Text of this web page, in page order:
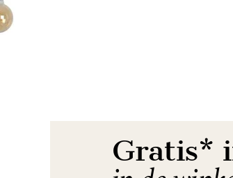
Gratis*